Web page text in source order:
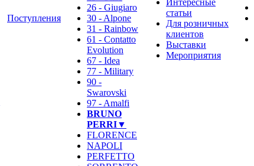
Поступления
26 - Giugiaro
30 - Alpone
31 - Rainbow
61 - Contatto
Evolution
67 - Idea
77 - Military
90 -
Swarovski
97 - Amalfi
BRUNO
PERRI▼
FLORENCE
NAPOLI
PERFETTO
Интересные
статьи
Для розничных
клиентов
Выставки
Мероприятия